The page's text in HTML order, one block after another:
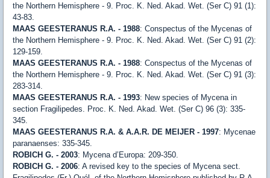
the Northern Hemisphere - 9. Proc. K. Ned. Akad. Wet. (Ser C) 91 (1):
43-83.
MAAS GEESTERANUS R.A. - 1988: Conspectus of the Mycenas of
the Northern Hemisphere - 9. Proc. K. Ned. Akad. Wet. (Ser C) 91 (2):
129-159.
MAAS GEESTERANUS R.A. - 1988: Conspectus of the Mycenas of
the Northern Hemisphere - 9. Proc. K. Ned. Akad. Wet. (Ser C) 91 (3):
283-314.
MAAS GEESTERANUS R.A. - 1993: New species of Mycena in
section Fragilipedes. Proc. K. Ned. Akad. Wet. (Ser C) 96 (3): 335-
345.
MAAS GEESTERANUS R.A. & A.A.R. DE MEIJER - 1997: Mycenae
paranaenses: 335-345.
ROBICH G. - 2003: Mycena d’Europa: 209-350.
ROBICH G. - 2006: A revised key to the species of Mycena sect.